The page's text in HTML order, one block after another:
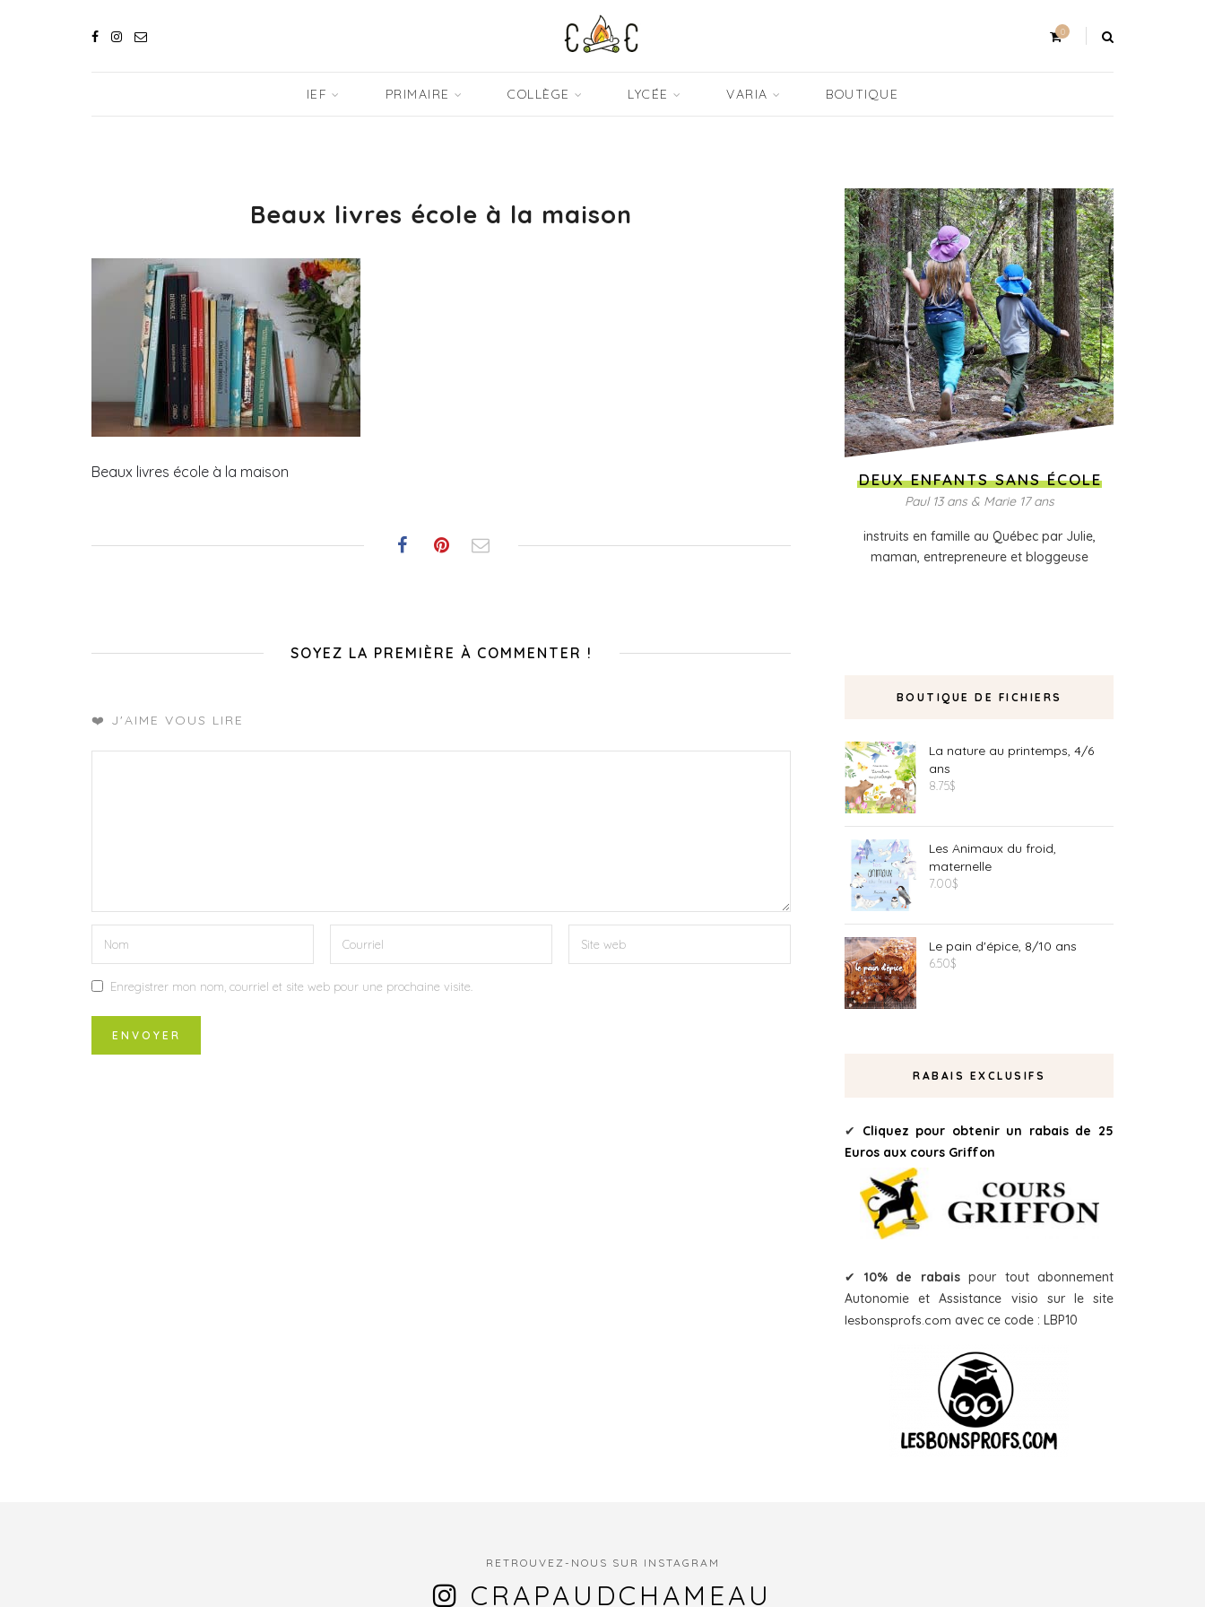
0
IEF PRIMAIRE COLLÈGE LYCÉE VARIA BOUTIQUE
Beaux livres école à la maison
Beaux livres école à la maison
SOYEZ LA PREMIÈRE À COMMENTER !
❤️ J'AIME VOUS LIRE
Enregistrer mon nom, courriel et site web pour une prochaine visite.
DEUX ENFANTS SANS ÉCOLE
Paul 13 ans & Marie 17 ans
instruits en famille au Québec par Julie,
maman, entrepreneure et bloggeuse
BOUTIQUE DE FICHIERS
La nature au printemps, 4/6
ans
8.75$
Les Animaux du froid,
maternelle
7.00$
Le pain d'épice, 8/10 ans
6.50$
RABAIS EXCLUSIFS
✔ Cliquez pour obtenir un rabais de 25
Euros aux cours Griffon
✔ 10% de rabaispour tout abonnement
Autonomie et Assistance visio sur le site
lesbonsprofs.com avec ce code : LBP10
RETROUVEZ-NOUS SUR INSTAGRAM
CRAPAUDCHAMEAU